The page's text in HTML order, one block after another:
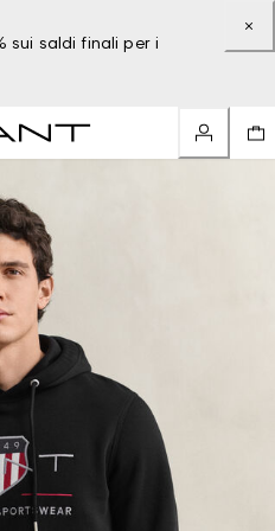
sui saldi finali per i